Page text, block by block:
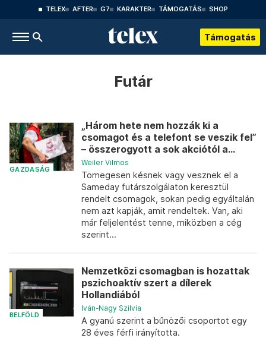
TELEX AFTER G7 KARAKTER TÁMOGATÁS SHOP
Támogatás
Futár
GAZDASÁG
„Három hete nem hozzák ki a
csomagot és a telefont se veszik fel”
– összerogyott a sok akciótól a...
Weiler Vilmos
Tömegesen késnek vagy vesznek el a
Sameday futárszolgálaton keresztül
rendelt csomagok, sokan pedig egyáltalán
nem azt kapják, amit rendeltek. Van, aki
már feljelentést tenne, miközben a cég
szerint...
BELFÖLD
Nemzetközi csomagban is hozattak
pszichoaktív szert a dílerek
Hollandiából
Iván-Nagy Szilvia
A gyanú szerint a bűnözői csoportot egy
28 éves férfi irányította.